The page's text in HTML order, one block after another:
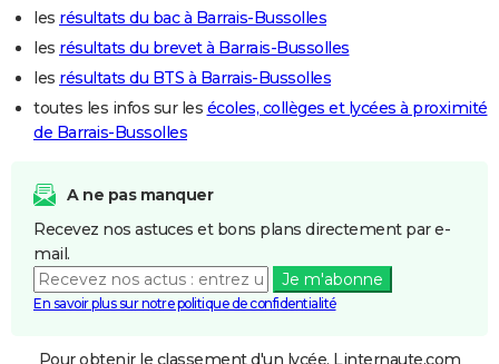
les résultats du bac à Barrais-Bussolles
les résultats du brevet à Barrais-Bussolles
les résultats du BTS à Barrais-Bussolles
toutes les infos sur les écoles, collèges et lycées à proximité
de Barrais-Bussolles
A ne pas manquer
Recevez nos astuces et bons plans directement par e-
mail.
Je m'abonne
En savoir plus sur notre politique de confidentialité
Pour obtenir le classement d'un lycée, Linternaute.com